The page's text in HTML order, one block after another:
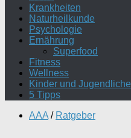
Krankheiten
Naturheilkunde
Psychologie
Ernährung
Superfood
Fitness
Wellness
Kinder und Jugendliche
5 Tipps
AAA / Ratgeber